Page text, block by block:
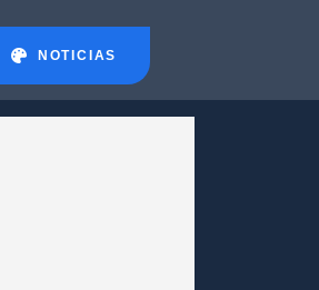
NOTICIAS